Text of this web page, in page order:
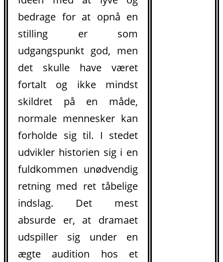
bedrage for at opnå en
stilling er som
udgangspunkt god, men
det skulle have været
fortalt og ikke mindst
skildret på en måde,
normale mennesker kan
forholde sig til. I stedet
udvikler historien sig i en
fuldkommen unødvendig
retning med ret tåbelige
indslag. Det mest
absurde er, at dramaet
udspiller sig under en
ægte audition hos et